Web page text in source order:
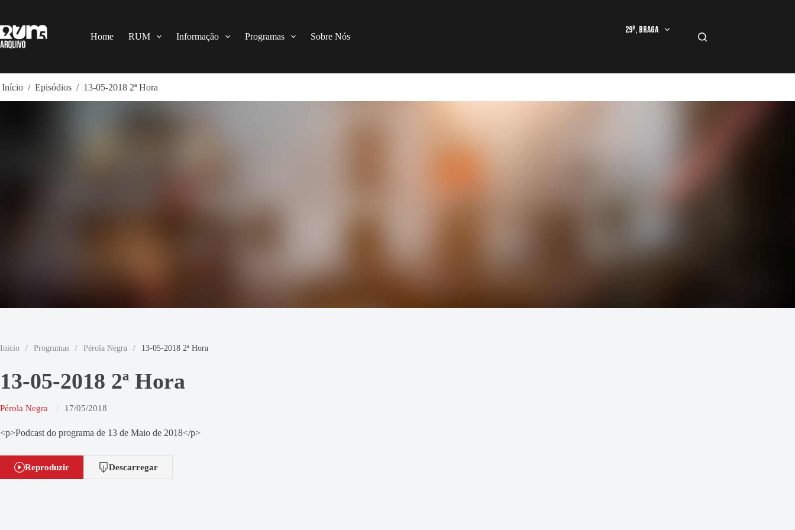
o
conteúdo
Home RUM Informação Programas Sobre Nós
29º, Braga
Início / Episódios / 13-05-2018 2ª Hora
Início / Programas / Pérola Negra / 13-05-2018 2ª Hora
13-05-2018 2ª Hora
Pérola Negra 17/05/2018
<p>Podcast do programa de 13 de Maio de 2018</p>
Reproduzir Descarregar